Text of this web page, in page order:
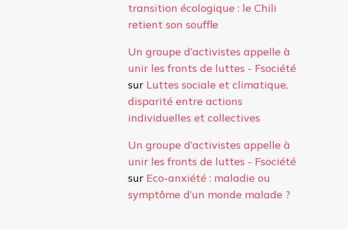
transition écologique : le Chili
retient son souffle
Un groupe d’activistes appelle à
unir les fronts de luttes - Fsociété
sur Luttes sociale et climatique,
disparité entre actions
individuelles et collectives
Un groupe d’activistes appelle à
unir les fronts de luttes - Fsociété
sur Eco-anxiété : maladie ou
symptôme d’un monde malade ?